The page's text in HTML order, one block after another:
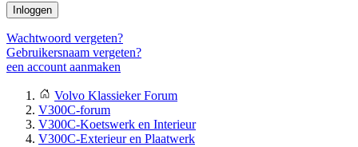
Inloggen
Wachtwoord vergeten?
Gebruikersnaam vergeten?
een account aanmaken
Volvo Klassieker Forum
V300C-forum
V300C-Koetswerk en Interieur
V300C-Exterieur en Plaatwerk